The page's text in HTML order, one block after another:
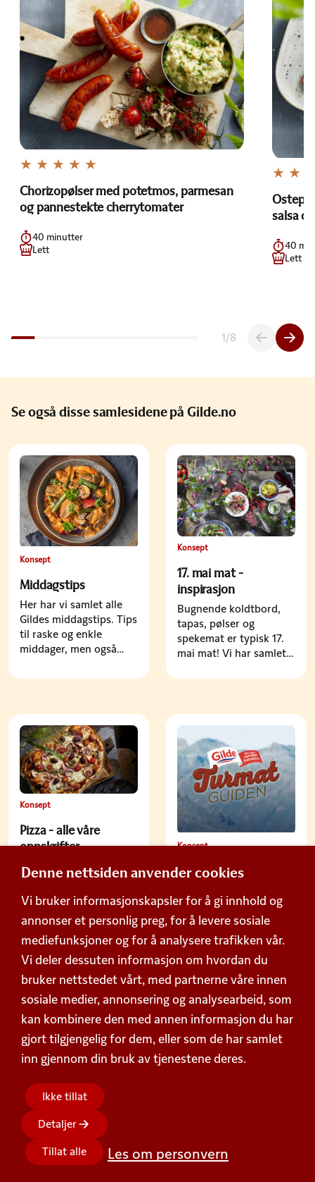
Denne nettsiden anvender cookies
Vi bruker informasjonskapsler for å gi innhold og
annonser et personlig preg, for å levere sosiale
mediefunksjoner og for å analysere trafikken vår.
Vi deler dessuten informasjon om hvordan du
bruker nettstedet vårt, med partnerne våre innen
sosiale medier, annonsering og analysearbeid, som
kan kombinere den med annen informasjon du har
gjort tilgjengelig for dem, eller som de har samlet
inn gjennom din bruk av tjenestene deres.
Ikke tillat
Detaljer
Tillat alle
Les om personvern
Chorizopølser med potetmos, parmesan
og pannestekte cherrytomater
40 minutter
Lett
salsa
40
Lett
1/8
Se også disse samlesidene på Gilde.no
Konsept
Middagstips
Her har vi samlet alle
Gildes middagstips. Tips
til raske og enkle
middager, men også
ikke lager til vanlig. Så,
Konsept
17. mai mat -
inspirasjon
Bugnende koldtbord,
tapas, pølser og
spekemat er typisk 17.
mai mat! Vi har samlet
oppskrifter og
menyen, om det er
frokost, lunsj eller
middag.
Konsept
Pizza - alle våre
oppskrifter
Bli inspirert av Gildes
oppskrifter på pizza!
Pizza er en rett som er
elsket av mange, og det
finnes uendelige måter
å lage den på. Her har vi
samlet alle våre
triks. Prøv en av…
Konsept
Gjør pausen til en
turoppskriftene!
Her har vi samlet alle
våre beste oppskrifter
til turen.